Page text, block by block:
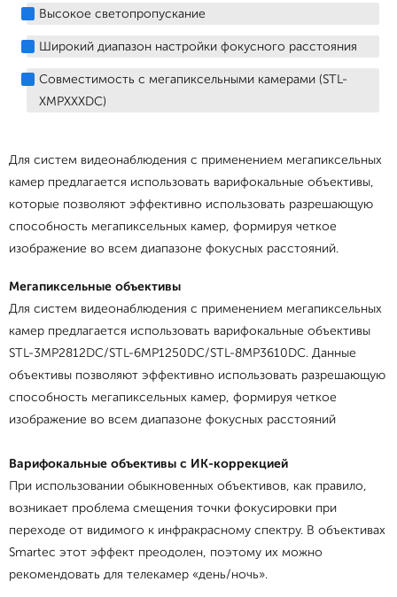
Высокое светопропускание
Широкий диапазон настройки фокусного расстояния
Совместимость с мегапиксельными камерами (STL-
XMPXXXDC)
Для систем видеонаблюдения с применением мегапиксельных
камер предлагается использовать варифокальные объективы,
которые позволяют эффективно использовать разрешающую
способность мегапиксельных камер, формируя четкое
изображение во всем диапазоне фокусных расстояний.
Мегапиксельные объективы
Для систем видеонаблюдения с применением мегапиксельных
камер предлагается использовать варифокальные объективы
STL-3MP2812DC/STL-6MP1250DC/STL-8MP3610DC. Данные
объективы позволяют эффективно использовать разрешающую
способность мегапиксельных камер, формируя четкое
изображение во всем диапазоне фокусных расстояний
Варифокальные объективы с ИК-коррекцией
При использовании обыкновенных объективов, как правило,
возникает проблема смещения точки фокусировки при
переходе от видимого к инфракрасному спектру. В объективах
Smartec этот эффект преодолен, поэтому их можно
рекомендовать для телекамер «день/ночь».